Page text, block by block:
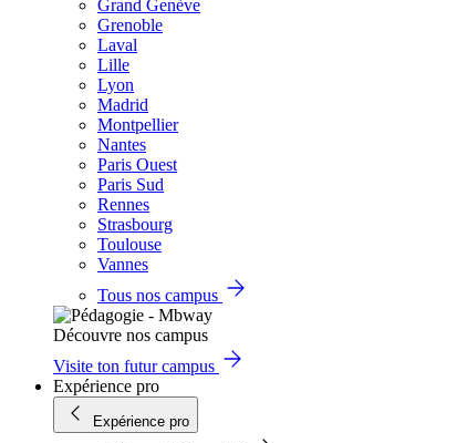
Grand Genève
Grenoble
Laval
Lille
Lyon
Madrid
Montpellier
Nantes
Paris Ouest
Paris Sud
Rennes
Strasbourg
Toulouse
Vannes
Tous nos campus
Découvre nos campus
Visite ton futur campus
Expérience pro
Expérience pro